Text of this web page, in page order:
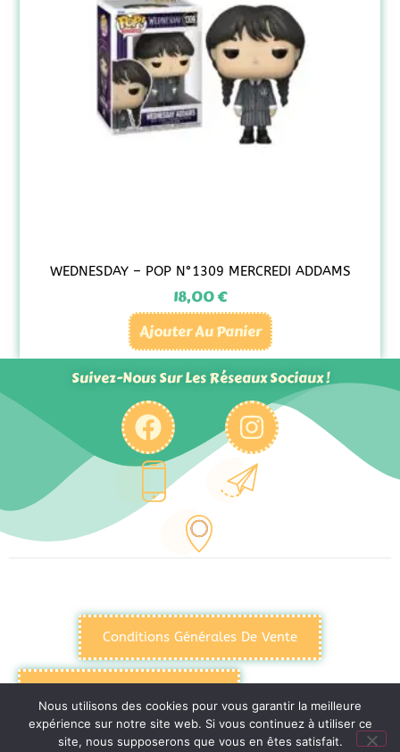
WEDNESDAY – POP N°1309 MERCREDI ADDAMS
18,00€
Ajouter Au Panier
Suivez-Nous Sur Les Réseaux Sociaux !
Conditions Générales De Vente
Nous utilisons des cookies pour vous garantir la meilleure
expérience sur notre site web. Si vous continuez à utiliser ce
site, nous supposerons que vous en êtes satisfait.